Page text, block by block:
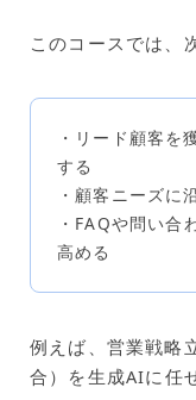
このコースでは、
・リード顧客を
する
・顧客ニーズに
・FAQや問い合
高める
例えば、営業戦略
合）を生成AIに任